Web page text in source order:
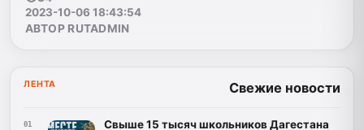
2023-10-06 18:43:54
АВТОР RUTADMIN
ЛЕНТА Свежие новости
01
Свыше 15 тысяч школьников Дагестана